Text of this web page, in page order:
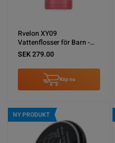
Rvelon XY09
Vattenflosser för Barn -
Rosa
SEK 279.00
Köp nu
NY PRODUKT